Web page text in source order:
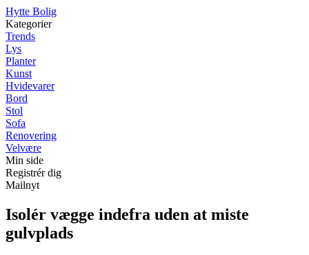
Hytte Bolig
Kategorier
Trends
Lys
Planter
Kunst
Hvidevarer
Bord
Stol
Sofa
Renovering
Velvære
Min side
Registrér dig
Mailnyt
Isolér vægge indefra uden at miste
gulvplads